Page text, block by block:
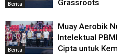
Berita
Grassroots
Berita
Muay Aerobik
Intelektual
Cipta untuk